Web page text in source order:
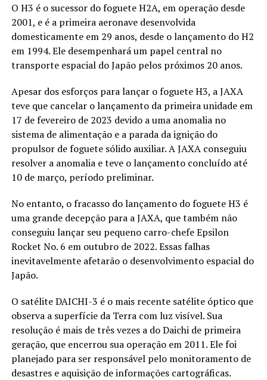
O H3 é o sucessor do foguete H2A, em operação desde
2001, e é a primeira aeronave desenvolvida
domesticamente em 29 anos, desde o lançamento do H2
em 1994. Ele desempenhará um papel central no
transporte espacial do Japão pelos próximos 20 anos.
Apesar dos esforços para lançar o foguete H3, a JAXA
teve que cancelar o lançamento da primeira unidade em
17 de fevereiro de 2023 devido a uma anomalia no
sistema de alimentação e a parada da ignição do
propulsor de foguete sólido auxiliar. A JAXA conseguiu
resolver a anomalia e teve o lançamento concluído até
10 de março, período preliminar.
No entanto, o fracasso do lançamento do foguete H3 é
uma grande decepção para a JAXA, que também não
conseguiu lançar seu pequeno carro-chefe Epsilon
Rocket No. 6 em outubro de 2022. Essas falhas
inevitavelmente afetarão o desenvolvimento espacial do
Japão.
O satélite DAICHI-3 é o mais recente satélite óptico que
observa a superfície da Terra com luz visível. Sua
resolução é mais de três vezes a do Daichi de primeira
geração, que encerrou sua operação em 2011. Ele foi
planejado para ser responsável pelo monitoramento de
desastres e aquisição de informações cartográficas.